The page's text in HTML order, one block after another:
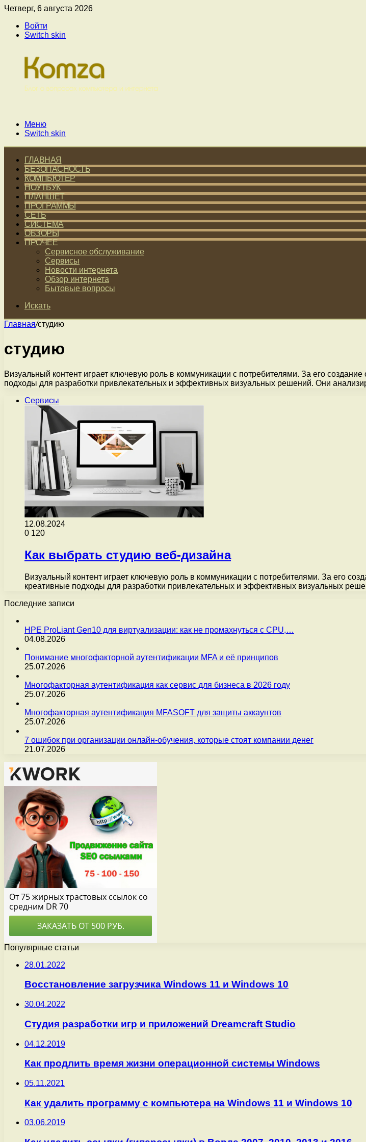
Четверг, 6 августа 2026
Войти
Switch skin
Меню
Switch skin
ГЛАВНАЯ
БЕЗОПАСНОСТЬ
КОМПЬЮТЕР
НОУТБУК
ПЛАНШЕТ
ПРОГРАММЫ
СЕТЬ
СИСТЕМА
ОБЗОРЫ
ПРОЧЕЕ
Сервисное обслуживание
Сервисы
Новости интернета
Обзор интернета
Бытовые вопросы
Искать
Главная/студию
студию
Визуальный контент играет ключевую роль в коммуникации с потребителями. За его
подходы для разработки привлекательных и эффективных визуальных решений. Они
Сервисы
12.08.2024
0 120
Как выбрать студию веб-дизайна
Визуальный контент играет ключевую роль в коммуникации с потребителями. За его
креативные подходы для разработки привлекательных и эффективных визуальных
Последние записи
HPE ProLiant Gen10 для виртуализации: как не промахнуться с CPU,…
04.08.2026
Понимание многофакторной аутентификации MFA и её принципов
25.07.2026
Многофакторная аутентификация как сервис для бизнеса в 2026 году
25.07.2026
Многофакторная аутентификация MFASOFT для защиты аккаунтов
25.07.2026
7 ошибок при организации онлайн-обучения, которые стоят компании денег
21.07.2026
Популярные статьи
28.01.2022
Восстановление загрузчика Windows 11 и Windows 10
30.04.2022
Студия разработки игр и приложений Dreamcraft Studio
04.12.2019
Как продлить время жизни операционной системы Windows
05.11.2021
Как удалить программу с компьютера на Windows 11 и Windows 10
03.06.2019